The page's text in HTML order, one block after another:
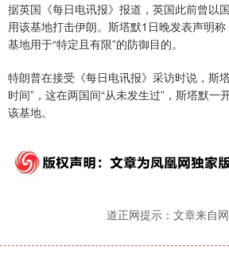
据英国《每日电讯报》报道，英国此前曾以
用该基地打击伊朗。斯塔默1日晚发表声明
基地用于“特定且有限”的防御目的。
特朗普在接受《每日电讯报》采访时说，斯
时间”，这在两国间“从未发生过”，斯塔默一
该基地。
道正网提示：文章来自